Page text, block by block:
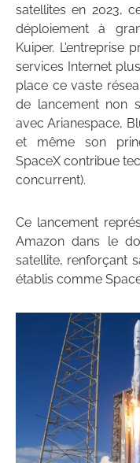
satellites en 2023,
déploiement à
Kuiper.
services Internet
place ce vaste
de lancement non
avec Arianespace,
et même son
SpaceX contribue
concurrent).
Ce lancement
Amazon dans le
satellite, renforçant
établis comme